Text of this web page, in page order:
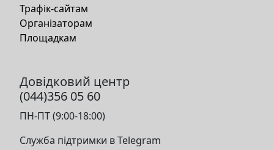
Трафік-сайтам
Організаторам
Площадкам
Довідковий центр
(044)356 05 60
ПН-ПТ (9:00-18:00)
Служба підтримки в Telegram